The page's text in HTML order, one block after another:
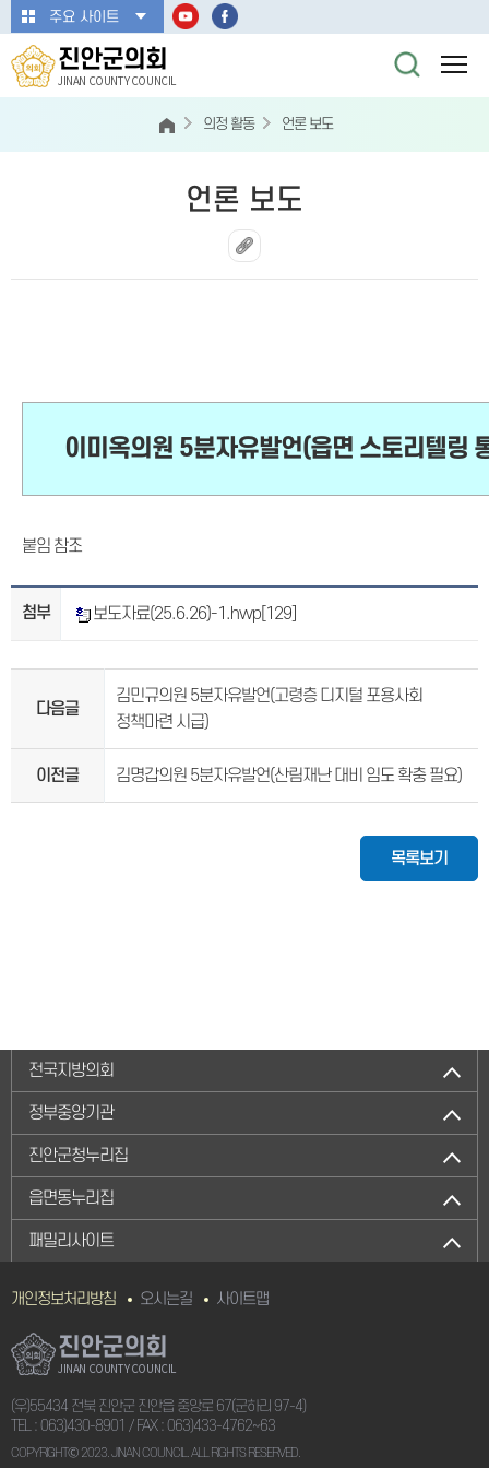
본문바로가기
주요 사이트
진안군의회
JINAN COUNTY COUNCIL
의정 활동 언론 보도
언론 보도
이미옥의원 5분자유발언(읍면 스토리텔링
붙임 참조
첨부 보도자료(25.6.26)-1.hwp [129]
다음글
김민규의원 5분자유발언(고령층 디지털 포용사회
정책마련 시급)
이전글 김명갑의원 5분자유발언(산림재난 대비 임도 확충 필요)
목록보기
전국지방의회
정부중앙기관
진안군청누리집
읍면동누리집
패밀리사이트
개인정보처리방침 오시는길 사이트맵
진안군의회
JINAN COUNTY COUNCIL
(우)55434 전북 진안군 진안읍 중앙로 67(군하리 97-4)
TEL : 063)430-8901 / FAX : 063)433-4762~63
COPYRIGHTⒸ 2023. JINAN COUNCIL. ALL RIGHTS RESERVED.